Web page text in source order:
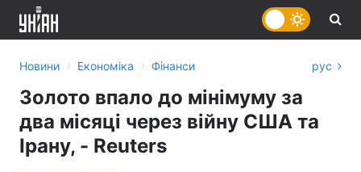
Новини › Економіка › Фінанси рус
Золото впало до мінімуму за
два місяці через війну США та
Ірану, - Reuters